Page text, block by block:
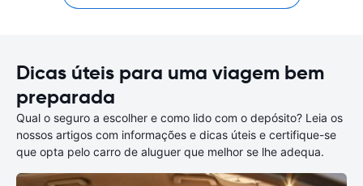
Dicas úteis para uma viagem bem
preparada
Qual o seguro a escolher e como lido com o depósito? Leia os
nossos artigos com informações e dicas úteis e certifique-se
que opta pelo carro de aluguer que melhor se lhe adequa.